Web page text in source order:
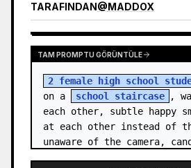
TARAFINDAN@MADDOX
TAM PROMPTU GÖRÜNTÜLE
2 female high school
on a
school staircase
,
each other, subtle happy
at each other instead of
unaware of the camera,